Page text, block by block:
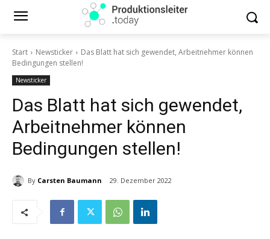
Start Newsticker
Das Blatt hat sich gewendet, Arbeitnehmer können
Bedingungen stellen!
Newsticker
Das Blatt hat sich gewendet,
Arbeitnehmer können
Bedingungen stellen!
By Carsten Baumann 29. Dezember 2022